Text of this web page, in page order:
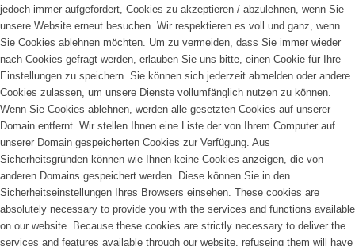
jedoch immer aufgefordert, Cookies zu akzeptieren / abzulehnen, wenn Sie
unsere Website erneut besuchen. Wir respektieren es voll und ganz, wenn
Sie Cookies ablehnen möchten. Um zu vermeiden, dass Sie immer wieder
nach Cookies gefragt werden, erlauben Sie uns bitte, einen Cookie für Ihre
Einstellungen zu speichern. Sie können sich jederzeit abmelden oder andere
Cookies zulassen, um unsere Dienste vollumfänglich nutzen zu können.
Wenn Sie Cookies ablehnen, werden alle gesetzten Cookies auf unserer
Domain entfernt. Wir stellen Ihnen eine Liste der von Ihrem Computer auf
unserer Domain gespeicherten Cookies zur Verfügung. Aus
Sicherheitsgründen können wie Ihnen keine Cookies anzeigen, die von
anderen Domains gespeichert werden. Diese können Sie in den
Sicherheitseinstellungen Ihres Browsers einsehen. These cookies are
absolutely necessary to provide you with the services and functions available
on our website. Because these cookies are strictly necessary to deliver the
services and features available through our website, refuseing them will have